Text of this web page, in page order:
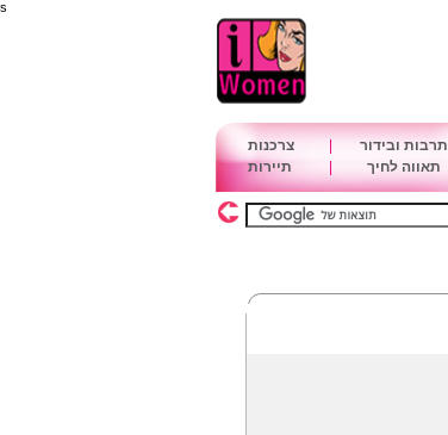
s
תרבות ובידור
צרכנות
תאווה לחיך תיירות